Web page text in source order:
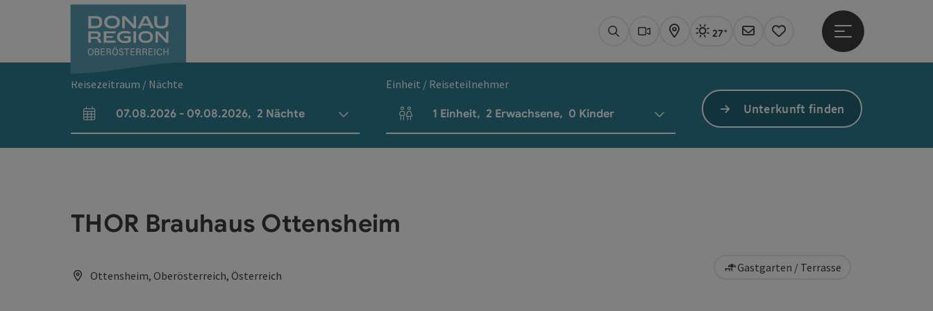
SuchenWebcams
KarteAktuelles Wetter Linz, sonnig
27°
Newsletter
Merkzettel
Hauptmenü öffnen
Reisezeitraum / Nächte
An- und Abreisefelder
07.08.2026 - 09.08.2026, 2 Nächte
Einheit / Reiseteilnehmer
Einheitenanzahl und Personenfelder
1 Einheit, 2 Erwachsene, 0 Kinder Unterkunft finden
THOR Brauhaus Ottensheim
Ottensheim, Oberösterreich, Österreich
Gastgarten / Terrasse